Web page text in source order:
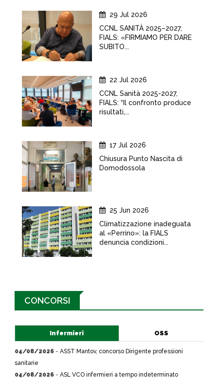
29 Jul 2026
CCNL SANITÀ 2025–2027,
FIALS: «FIRMIAMO PER DARE
SUBITO...
22 Jul 2026
CCNL Sanità 2025-2027,
FIALS: “Il confronto produce
risultati,...
17 Jul 2026
Chiusura Punto Nascita di
Domodossola
25 Jun 2026
Climatizzazione inadeguata
al «Perrino»: la FIALS
denuncia condizioni...
CONCORSI
Infermieri OSS
04/08/2026 - ASST Mantov, concorso Dirigente professioni
sanitarie
04/08/2026 - ASL VCO infermieri a tempo indeterminato